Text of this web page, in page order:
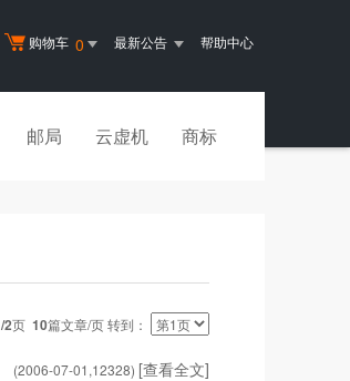
购物车 0 最新公告 帮助中心
邮局 云虚机 商标
/2页 10篇文章/页 转到：
(2006-07-01,12328) [查看全文]